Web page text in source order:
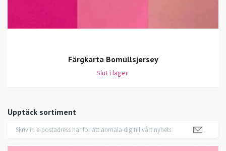
Upptäck sortiment
Färgkarta Bomullsjersey
Slut i lager